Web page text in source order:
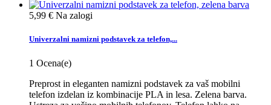
5,99 € Na zalogi
Univerzalni namizni podstavek za telefon,...
1 Ocena(e)
Preprost in eleganten namizni podstavek za vaš mobilni
telefon izdelan iz kombinacije PLA in lesa. Zelena barva.